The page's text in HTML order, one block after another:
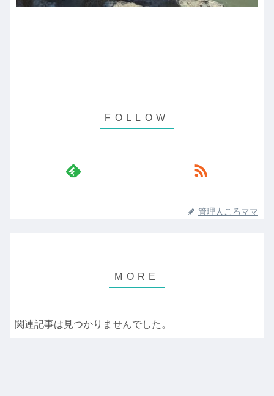
管理人ころママ
関連記事は見つかりませんでした。